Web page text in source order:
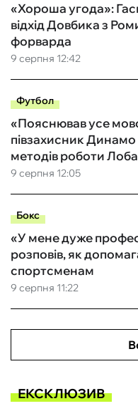
9 серпня 12:42
«Хороша угода»:
відхід Довбика з
форварда
Футбол
9 серпня 12:05
«Пояснював усе
півзахисник Динамо
методів роботи
Бокс
9 серпня 11:22
«У мене дуже
розповів, як
спортсменам
ЕКСКЛЮЗИВ